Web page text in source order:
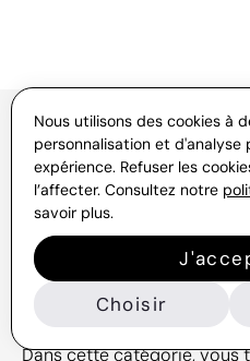
Objet en bois
foire à
Quel bois est utilisé
de cette catégorie ?
Dans cette catégorie, vous
Nous utilisons des cookies à
personnalisation et d'analyse
expérience. Refuser les
l’affecter. Consultez notre
savoir plus.
Choisir